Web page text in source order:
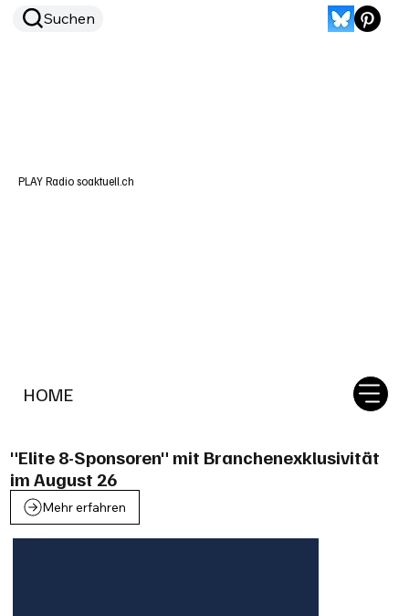
HOME
Suchen
PLAY Radio soaktuell.ch
"Elite 8-Sponsoren" mit Branchenexklusivität
im August 26
Mehr erfahren